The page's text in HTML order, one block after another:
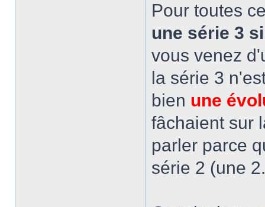
Pour toutes
une série 3
vous venez
la série 3
bien une
fâchaient sur
parler parce
série 2 (une